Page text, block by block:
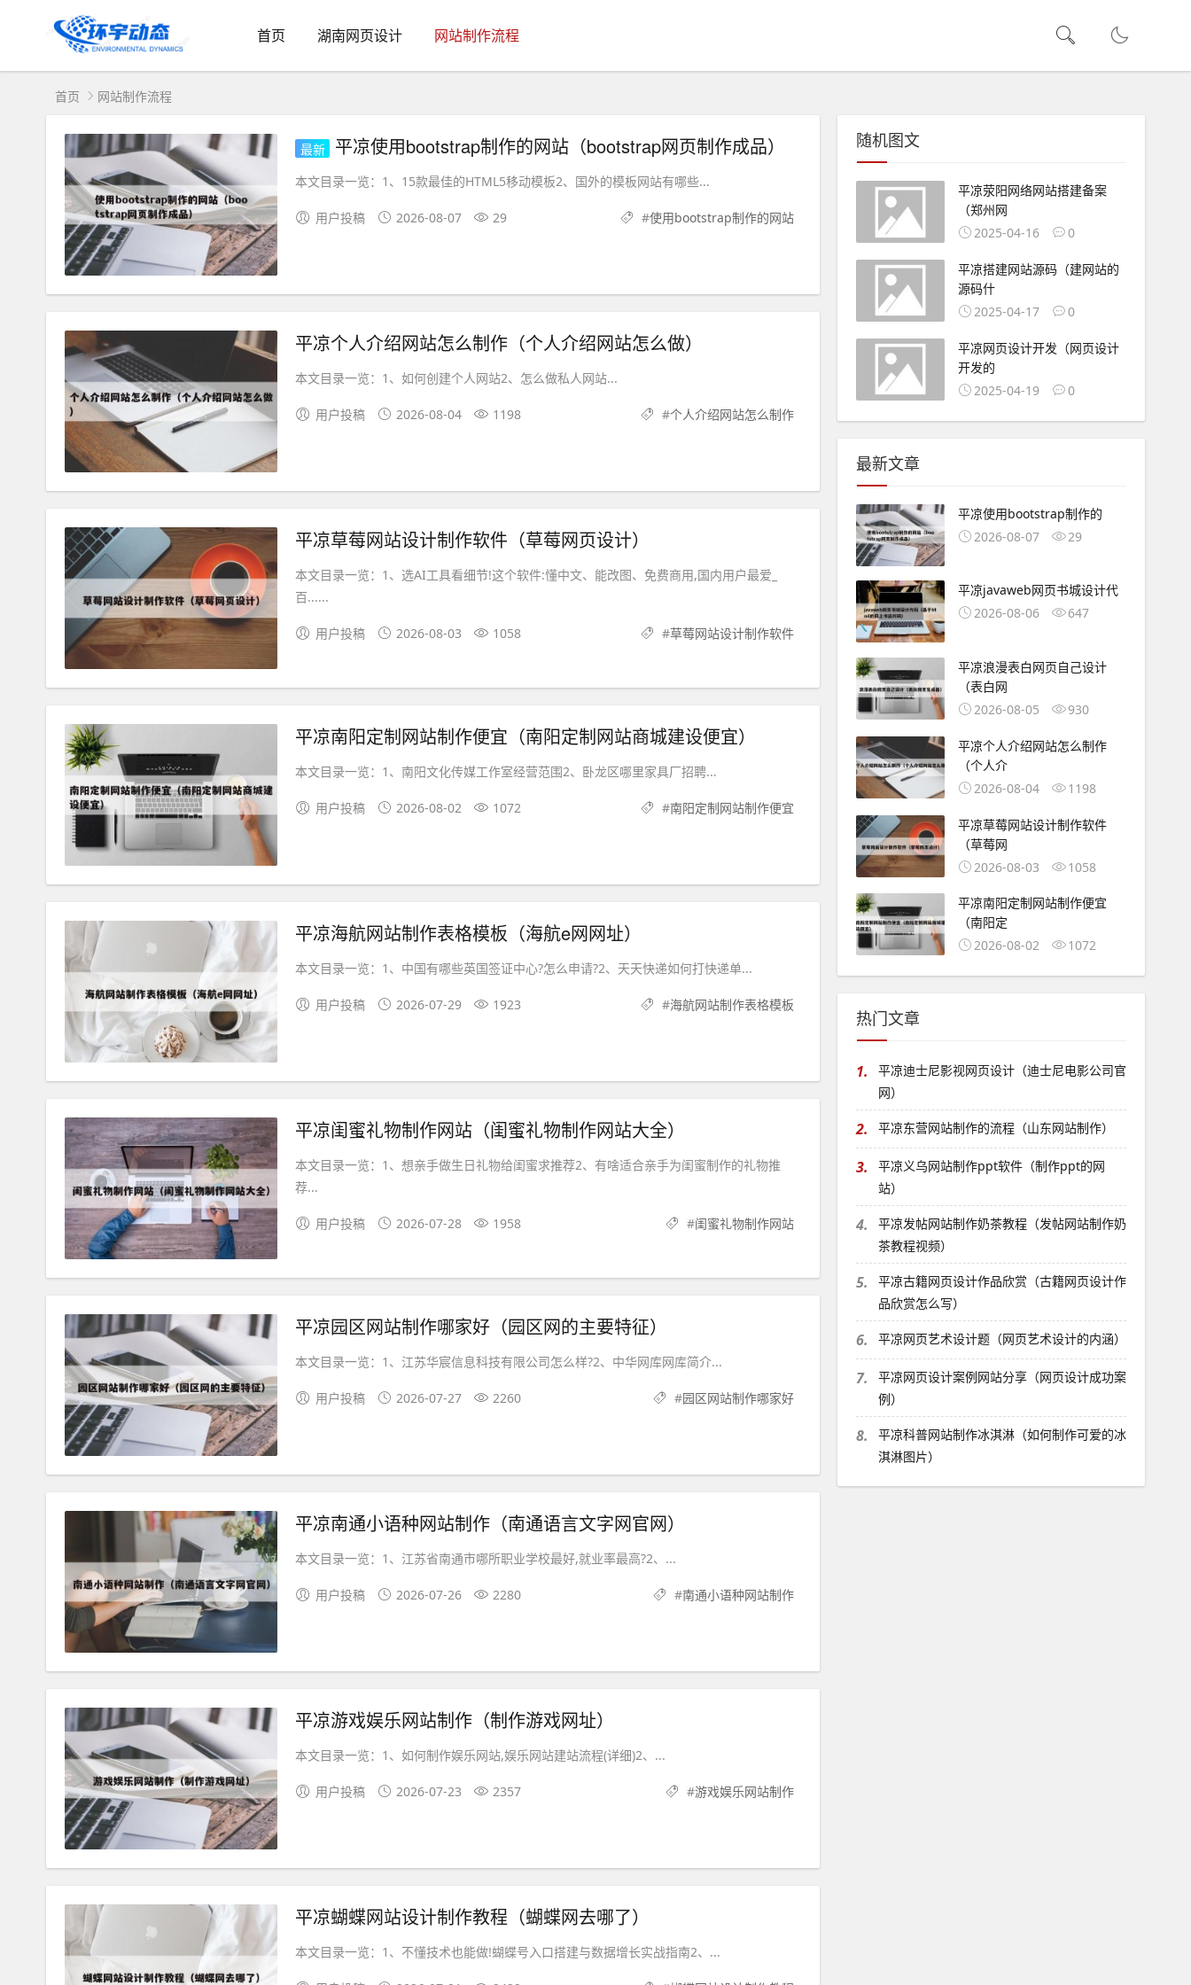
首页 湖南网页设计 网站制作流程
首页 网站制作流程
最新 平凉使用bootstrap制作的网站（bootstrap网页制作成品）
本文目录一览：1、15款最佳的HTML5移动模板2、国外的模板网站有哪些...
用户投稿 2026-08-07 29 #使用bootstrap制作的网站
平凉个人介绍网站怎么制作（个人介绍网站怎么做）
本文目录一览：1、如何创建个人网站2、怎么做私人网站...
用户投稿 2026-08-04 1198 #个人介绍网站怎么制作
平凉草莓网站设计制作软件（草莓网页设计）
本文目录一览：1、选AI工具看细节!这个软件:懂中文、能改图、免费商用,国内用户最爱_
百......
用户投稿 2026-08-03 1058 #草莓网站设计制作软件
平凉南阳定制网站制作便宜（南阳定制网站商城建设便宜）
本文目录一览：1、南阳文化传媒工作室经营范围2、卧龙区哪里家具厂招聘...
用户投稿 2026-08-02 1072 #南阳定制网站制作便宜
平凉海航网站制作表格模板（海航e网网址）
本文目录一览：1、中国有哪些英国签证中心?怎么申请?2、天天快递如何打快递单...
用户投稿 2026-07-29 1923 #海航网站制作表格模板
平凉闺蜜礼物制作网站（闺蜜礼物制作网站大全）
本文目录一览：1、想亲手做生日礼物给闺蜜求推荐2、有啥适合亲手为闺蜜制作的礼物推
荐...
用户投稿 2026-07-28 1958 #闺蜜礼物制作网站
平凉园区网站制作哪家好（园区网的主要特征）
本文目录一览：1、江苏华宸信息科技有限公司怎么样?2、中华网库网库简介...
用户投稿 2026-07-27 2260 #园区网站制作哪家好
平凉南通小语种网站制作（南通语言文字网官网）
本文目录一览：1、江苏省南通市哪所职业学校最好,就业率最高?2、...
用户投稿 2026-07-26 2280 #南通小语种网站制作
平凉游戏娱乐网站制作（制作游戏网址）
本文目录一览：1、如何制作娱乐网站,娱乐网站建站流程(详细)2、...
用户投稿 2026-07-23 2357 #游戏娱乐网站制作
平凉蝴蝶网站设计制作教程（蝴蝶网去哪了）
本文目录一览：1、不懂技术也能做!蝴蝶号入口搭建与数据增长实战指南2、...
随机图文
平凉荥阳网络网站搭建备案
（郑州网
2025-04-16
0
平凉搭建网站源码（建网站的
源码什
2025-04-17
0
平凉网页设计开发（网页设计
开发的
2025-04-19
0
最新文章
平凉使用bootstrap制作的
2026-08-07
29
平凉javaweb网页书城设计代
2026-08-06
647
平凉浪漫表白网页自己设计
（表白网
2026-08-05
930
平凉个人介绍网站怎么制作
（个人介
2026-08-04
1198
平凉草莓网站设计制作软件
（草莓网
2026-08-03
1058
平凉南阳定制网站制作便宜
（南阳定
2026-08-02
1072
热门文章
1.
平凉迪士尼影视网页设计（迪士尼电影公司官
网）
2. 平凉东营网站制作的流程（山东网站制作）
3.
平凉义乌网站制作ppt软件（制作ppt的网
站）
4.
平凉发帖网站制作奶茶教程（发帖网站制作奶
茶教程视频）
5.
平凉古籍网页设计作品欣赏（古籍网页设计作
品欣赏怎么写）
6. 平凉网页艺术设计题（网页艺术设计的内涵）
7.
平凉网页设计案例网站分享（网页设计成功案
例）
8.
平凉科普网站制作冰淇淋（如何制作可爱的冰
淇淋图片）